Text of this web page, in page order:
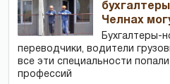
Челнах
Бухгалтеры-
переводчики, водители
все эти специальности
профессий